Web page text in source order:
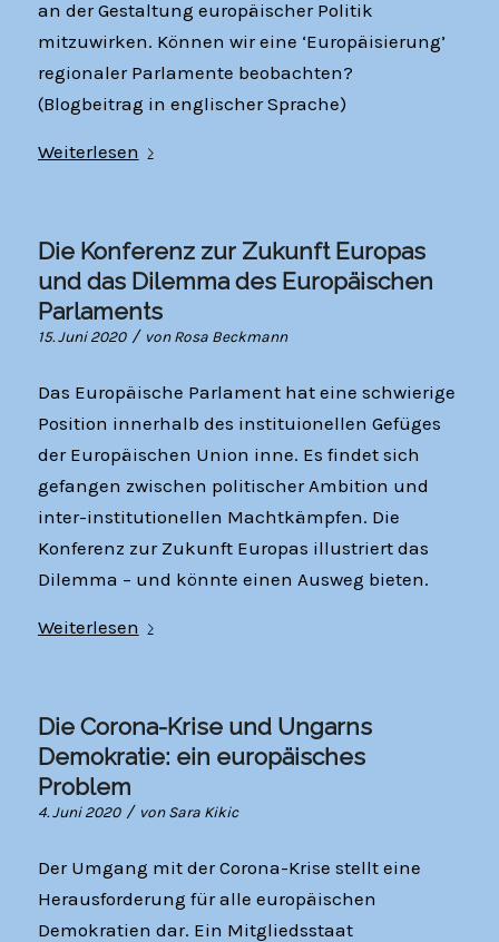
an der Gestaltung europäischer Politik
mitzuwirken. Können wir eine ‘Europäisierung’
regionaler Parlamente beobachten?
(Blogbeitrag in englischer Sprache)
Weiterlesen
Die Konferenz zur Zukunft Europas
und das Dilemma des Europäischen
Parlaments
15. Juni 2020 / vonRosa Beckmann
Das Europäische Parlament hat eine schwierige
Position innerhalb des instituionellen Gefüges
der Europäischen Union inne. Es findet sich
gefangen zwischen politischer Ambition und
inter-institutionellen Machtkämpfen. Die
Konferenz zur Zukunft Europas illustriert das
Dilemma – und könnte einen Ausweg bieten.
Weiterlesen
Die Corona-Krise und Ungarns
Demokratie: ein europäisches
Problem
4. Juni 2020 / vonSara Kikic
Der Umgang mit der Corona-Krise stellt eine
Herausforderung für alle europäischen
Demokratien dar. Ein Mitgliedsstaat